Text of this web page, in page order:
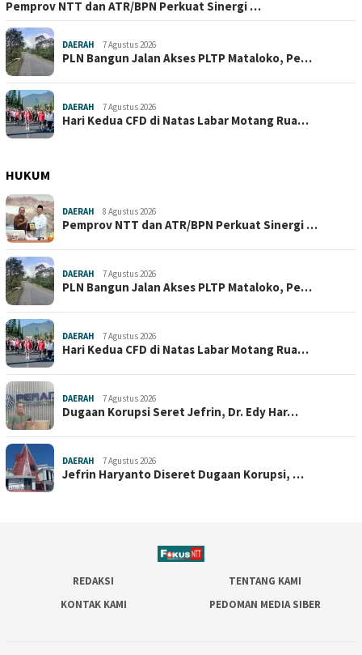
Pemprov NTT dan ATR/BPN Perkuat Sinergi …
DAERAH 7 Agustus 2026
PLN Bangun Jalan Akses PLTP Mataloko, Pe…
DAERAH 7 Agustus 2026
Hari Kedua CFD di Natas Labar Motang Rua…
HUKUM
DAERAH 8 Agustus 2026
Pemprov NTT dan ATR/BPN Perkuat Sinergi …
DAERAH 7 Agustus 2026
PLN Bangun Jalan Akses PLTP Mataloko, Pe…
DAERAH 7 Agustus 2026
Hari Kedua CFD di Natas Labar Motang Rua…
DAERAH 7 Agustus 2026
Dugaan Korupsi Seret Jefrin, Dr. Edy Har…
DAERAH 7 Agustus 2026
Jefrin Haryanto Diseret Dugaan Korupsi, …
REDAKSI
TENTANG KAMI
KONTAK KAMI
PEDOMAN MEDIA SIBER